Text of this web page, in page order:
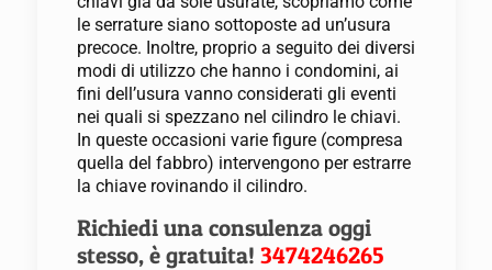
le serrature siano sottoposte ad un’usura
precoce. Inoltre, proprio a seguito dei diversi
modi di utilizzo che hanno i condomini, ai
fini dell’usura vanno considerati gli eventi
nei quali si spezzano nel cilindro le chiavi.
In queste occasioni varie figure (compresa
quella del fabbro) intervengono per estrarre
la chiave rovinando il cilindro.
Richiedi una consulenza oggi
stesso, è gratuita! 3474246265